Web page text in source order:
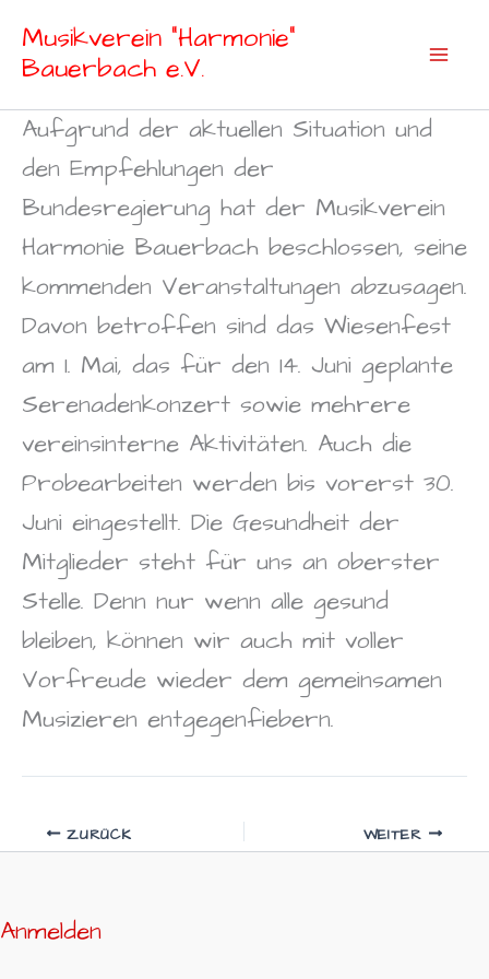
Inhalt
Musikverein "Harmonie"
Bauerbach e.V.
Aufgrund der aktuellen Situation und
den Empfehlungen der
Bundesregierung hat der Musikverein
Harmonie Bauerbach beschlossen, seine
kommenden Veranstaltungen abzusagen.
Davon betroffen sind das Wiesenfest
am 1. Mai, das für den 14. Juni geplante
Serenadenkonzert sowie mehrere
vereinsinterne Aktivitäten. Auch die
Probearbeiten werden bis vorerst 30.
Juni eingestellt. Die Gesundheit der
Mitglieder steht für uns an oberster
Stelle. Denn nur wenn alle gesund
bleiben, können wir auch mit voller
Vorfreude wieder dem gemeinsamen
Musizieren entgegenfiebern.
ZURÜCK WEITER
Anmelden